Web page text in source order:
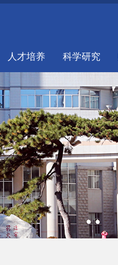
人才培养 科学研究